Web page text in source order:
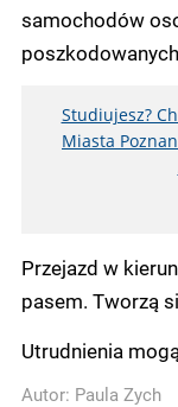
samochodów
Studiujesz?
Miasta
Przejazd w
pasem. Tworzą
Utrudnienia
Autor: Paula Zych